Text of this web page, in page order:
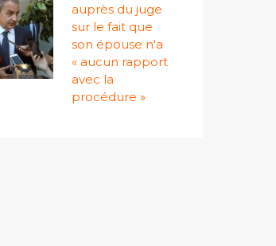
auprès du juge
sur le fait que
son épouse n'a
« aucun rapport
avec la
procédure »